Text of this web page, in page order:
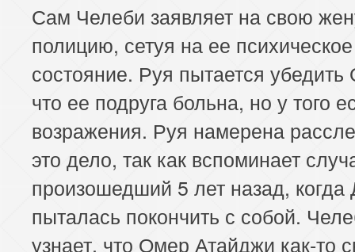
Сам Челеби заявляет на свою
полицию, сетуя на ее психическое
состояние. Руя пытается
что ее подруга больна, но у того
возражения. Руя намерена
это дело, так как вспоминает
произошедший 5 лет назад,
пыталась покончить с собой.
узнает, что Омер Атайджи как-то